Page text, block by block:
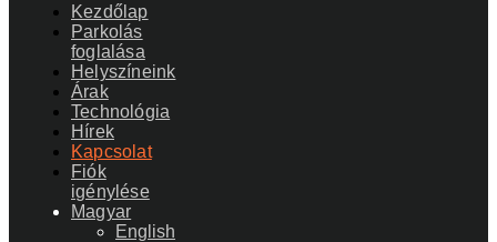
Kezdőlap
Parkolás
foglalása
Helyszíneink
Árak
Technológia
Hírek
Kapcsolat
Fiók
igénylése
Magyar
English